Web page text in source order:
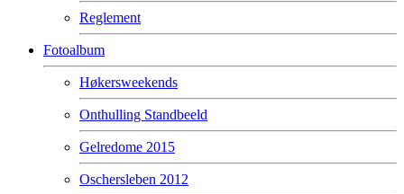
Reglement
Fotoalbum
Høkersweekends
Onthulling Standbeeld
Gelredome 2015
Oschersleben 2012